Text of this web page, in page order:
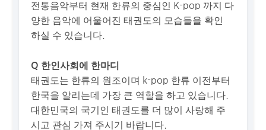
전통음악부터 현재 한류의 중심인 K-pop 까지 다
양한 음악에 어울어진 태권도의 모습들을 확인
하실 수 있습니다.
Q 한인사회에 한마디
태권도는 한류의 원조이며 k-pop 한류 이전부터
한국을 알리는데 가장 큰 역할을 하고 있습니다.
대한민국의 국기인 태권도를 더 많이 사랑해 주
시고 관심 가져 주시기 바랍니다.